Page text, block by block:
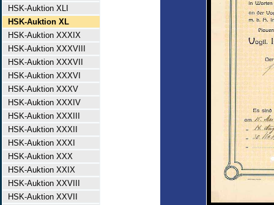
HSK-Auktion XLI
HSK-Auktion XL
HSK-Auktion XXXIX
HSK-Auktion XXXVIII
HSK-Auktion XXXVII
HSK-Auktion XXXVI
HSK-Auktion XXXV
HSK-Auktion XXXIV
HSK-Auktion XXXIII
HSK-Auktion XXXII
HSK-Auktion XXXI
HSK-Auktion XXX
HSK-Auktion XXIX
HSK-Auktion XXVIII
HSK-Auktion XXVII